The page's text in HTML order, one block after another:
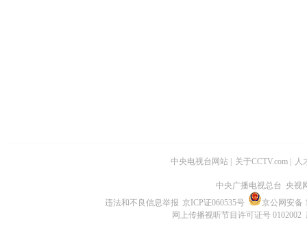
中央电视台网站 关于CCTV.com 人
中央广播电视总台 央视
违法和不良信息举报 京ICP证060535号
京公网安备
网上传播视听节目许可证号 0102002